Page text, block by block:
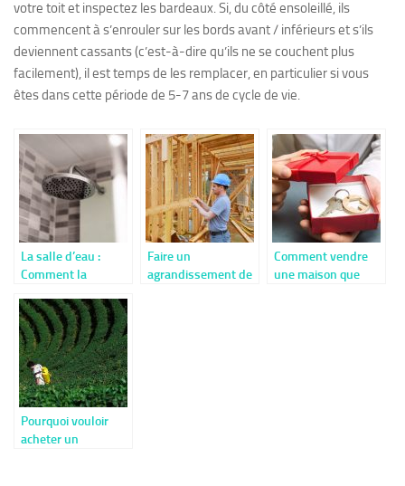
votre toit et inspectez les bardeaux. Si, du côté ensoleillé, ils
commencent à s’enrouler sur les bords avant / inférieurs et s’ils
deviennent cassants (c’est-à-dire qu’ils ne se couchent plus
facilement), il est temps de les remplacer, en particulier si vous
êtes dans cette période de 5-7 ans de cycle de vie.
La salle d’eau :
Comment la
du jour ?
Faire un
agrandissement de
Comment vendre
une maison que
Pourquoi vouloir
acheter un